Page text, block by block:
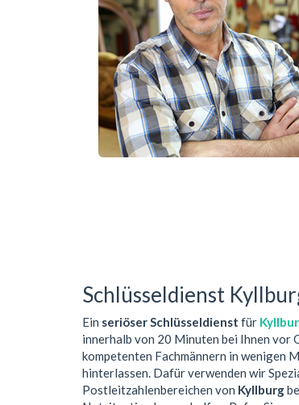
Schlüsseldienst
Ein seriöser Schlüsseldienst für
innerhalb von 20 Minuten bei Ihnen vor
kompetenten Fachmännern in wenigen
hinterlassen. Dafür verwenden wir
Postleitzahlenbereichen von Kyllburg